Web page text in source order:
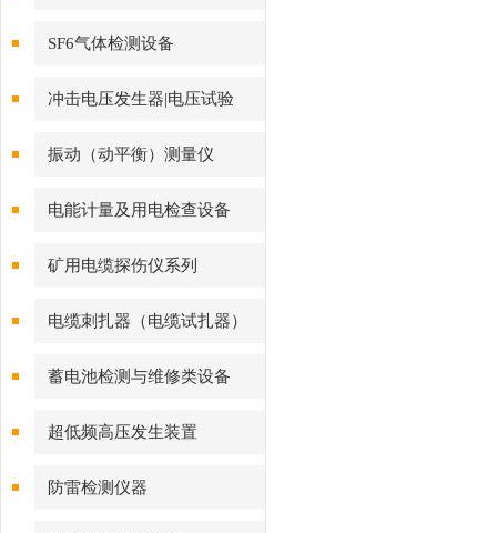
SF6气体检测设备
冲击电压发生器|电压试验
振动（动平衡）测量仪
电能计量及用电检查设备
矿用电缆探伤仪系列
电缆刺扎器（电缆试扎器）
蓄电池检测与维修类设备
超低频高压发生装置
防雷检测仪器